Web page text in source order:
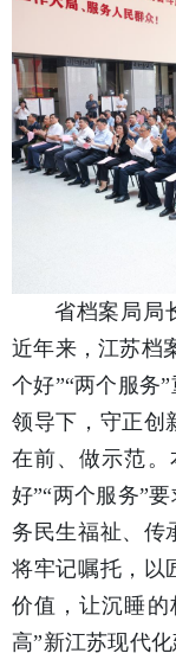
省档案局局
近年来，江苏档
个好”“两个服务
领导下，守正创
在前、做示范。
好”“两个服务”
务民生福祉、传
将牢记嘱托，以
价值，让沉睡的
高”新江苏现代